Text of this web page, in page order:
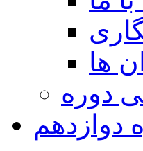
ها
دوره
دوازدهم